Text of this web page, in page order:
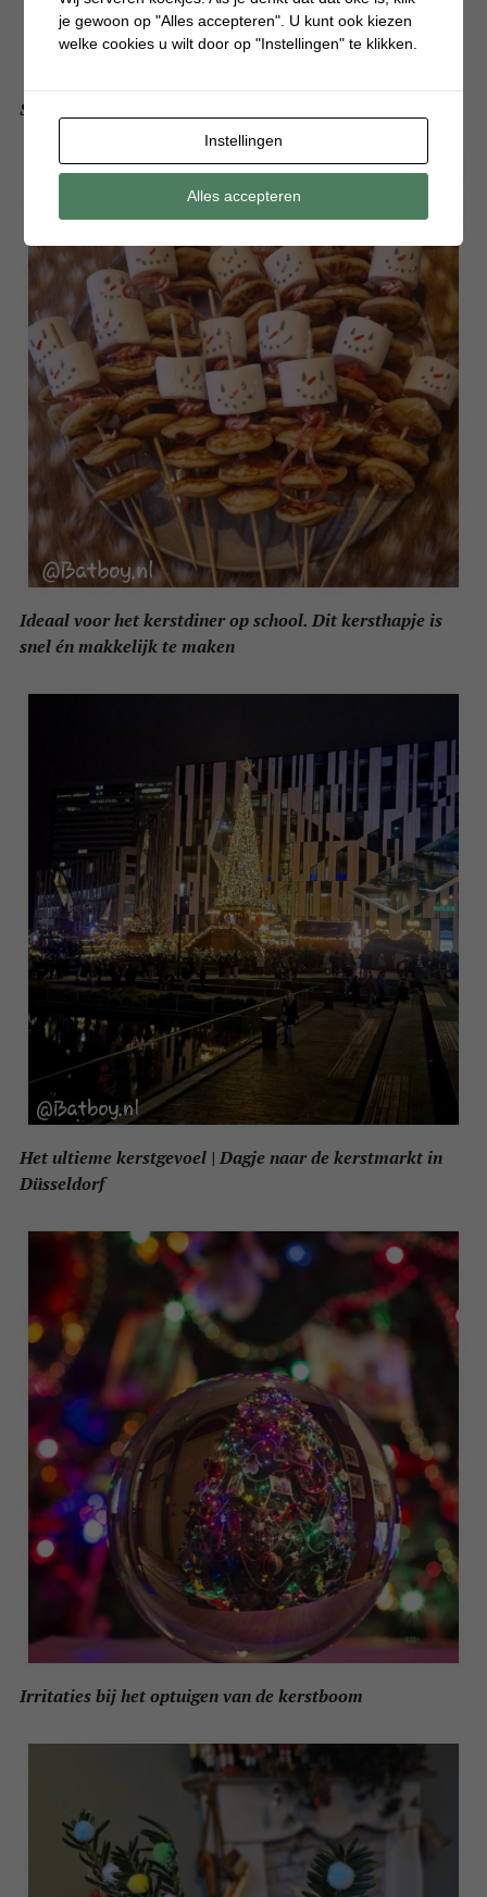
Sneeuwpopkrans maken om bij de voordeur te hangen
Ideaal voor het kerstdiner op school. Dit kersthapje is
snel én makkelijk te maken
Het ultieme kerstgevoel | Dagje naar de kerstmarkt in
Düsseldorf
Irritaties bij het optuigen van de kerstboom
je gewoon op "Alles accepteren". U kunt ook kiezen
welke cookies u wilt door op "Instellingen" te klikken.
Instellingen
Alles accepteren